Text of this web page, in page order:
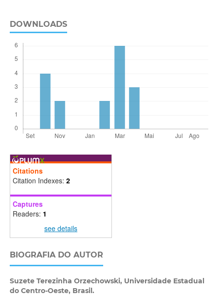
DOWNLOADS
Citations
Citation Indexes: 2
Captures
Readers: 1
see details
BIOGRAFIA DO AUTOR
Suzete Terezinha Orzechowski, Universidade Estadual
do Centro-Oeste, Brasil.